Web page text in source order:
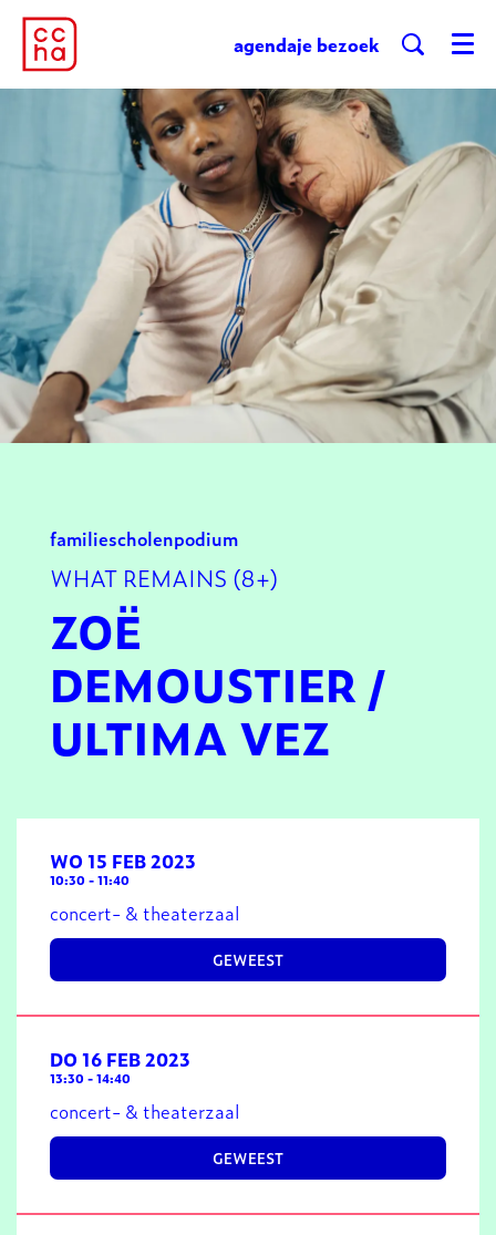
agendaje bezoek Menu
familiescholenpodium
WHAT REMAINS (8+)
ZOË
DEMOUSTIER /
ULTIMA VEZ
WO 15 FEB 2023
10:30 -11:40
concert- & theaterzaal
GEWEEST
DO 16 FEB 2023
13:30 -14:40
concert- & theaterzaal
GEWEEST